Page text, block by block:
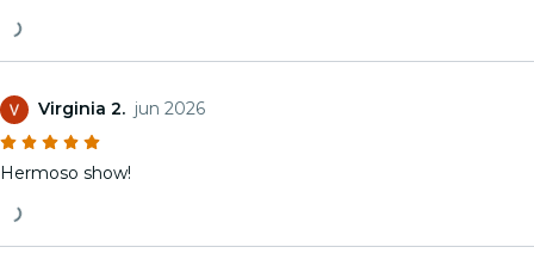
Virginia 2. jun 2026
Hermoso show!